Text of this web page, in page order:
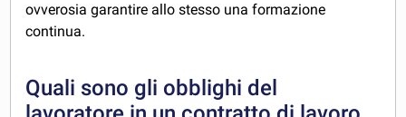
ovverosia garantire allo stesso una formazione
continua.
Quali sono gli obblighi del